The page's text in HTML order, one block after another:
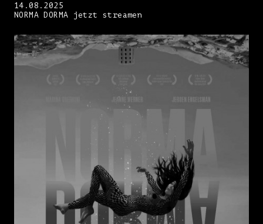
14.08.2025
NORMA DORMA jetzt streamen